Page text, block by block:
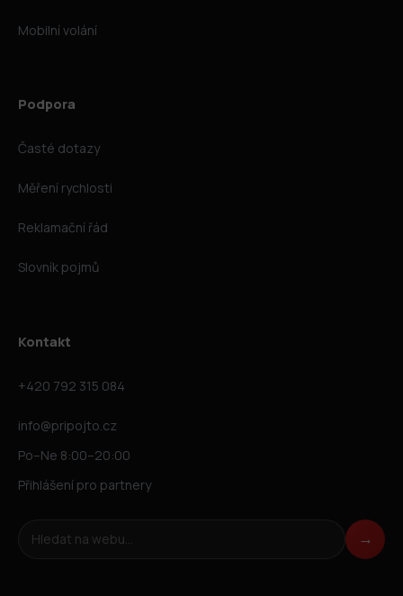
Mobilní volání
Podpora
Časté dotazy
Měření rychlosti
Reklamační řád
Slovník pojmů
Kontakt
+420 792 315 084
info@pripojto.cz
Po–Ne 8:00–20:00
Přihlášení pro partnery
Hledat na webu →